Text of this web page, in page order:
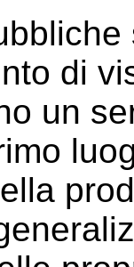
di
un